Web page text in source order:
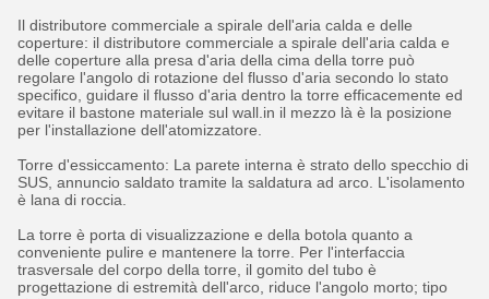
Il distributore commerciale a spirale dell'aria calda e delle
coperture: il distributore commerciale a spirale dell'aria calda e
delle coperture alla presa d'aria della cima della torre può
regolare l'angolo di rotazione del flusso d'aria secondo lo stato
specifico, guidare il flusso d'aria dentro la torre efficacemente ed
evitare il bastone materiale sul wall.in il mezzo là è la posizione
per l'installazione dell'atomizzatore.
Torre d'essiccamento: La parete interna è strato dello specchio di
SUS, annuncio saldato tramite la saldatura ad arco. L'isolamento
è lana di roccia.
La torre è porta di visualizzazione e della botola quanto a
conveniente pulire e mantenere la torre. Per l'interfaccia
trasversale del corpo della torre, il gomito del tubo è
progettazione di estremità dell'arco, riduce l'angolo morto; tipo